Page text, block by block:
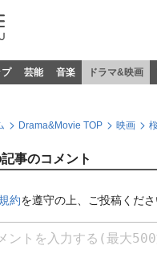
プ 芸能 音楽 ドラマ&映画
Drama&Movie TOP 映画
事のコメント
約を遵守の上、ご投稿くださ